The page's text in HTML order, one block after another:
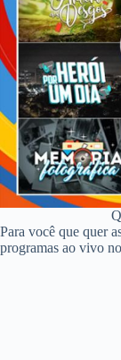
Para você que quer
programas ao vivo